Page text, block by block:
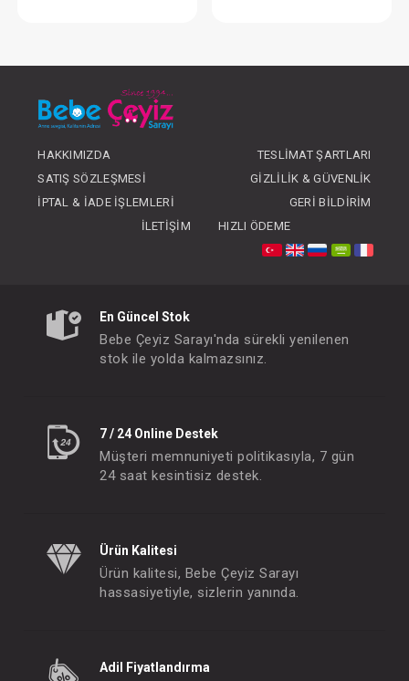
OLUNUZ
HAKKIMIZDA
TESLIMAT ŞARTLARI
SATIŞ SÖZLEŞMESI
GIZLILIK & GÜVENLIK
İPTAL & İADE İŞLEMLERI
GERI BILDIRIM
İLETIŞIM
HIZLI ÖDEME
En Güncel Stok
Bebe Çeyiz Sarayı'nda sürekli yenilenen
stok ile yolda kalmazsınız.
7 / 24 Online Destek
Müşteri memnuniyeti politikasıyla, 7 gün
24 saat kesintisiz destek.
Ürün Kalitesi
Ürün kalitesi, Bebe Çeyiz Sarayı
hassasiyetiyle, sizlerin yanında.
Adil Fiyatlandırma